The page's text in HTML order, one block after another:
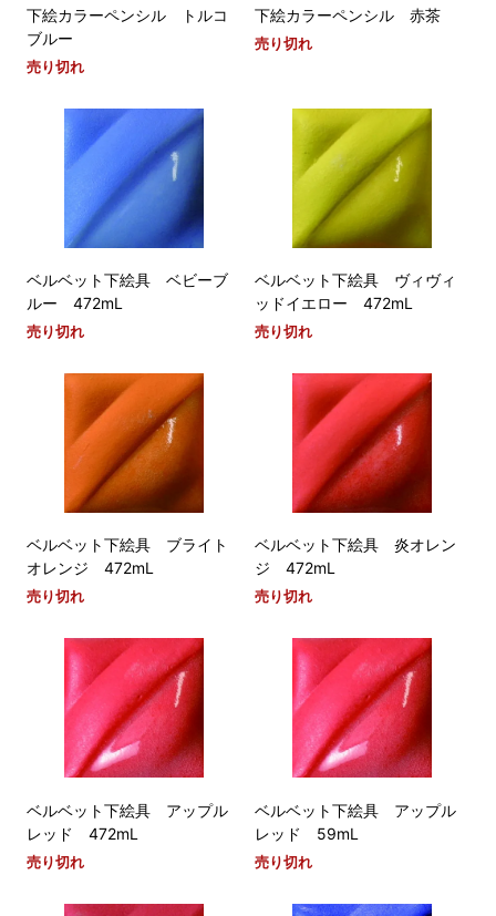
下絵カラーペンシル トルコ
ブルー
売り切れ
下絵カラーペンシル 赤茶
売り切れ
ベルベット下絵具 ベビーブ
ルー 472mL
売り切れ
ベルベット下絵具 ヴィヴィ
ッドイエロー 472mL
売り切れ
ベルベット下絵具 ブライト
オレンジ 472mL
売り切れ
ベルベット下絵具 炎オレン
ジ 472mL
売り切れ
ベルベット下絵具 アップル
レッド 472mL
売り切れ
ベルベット下絵具 アップル
レッド 59mL
売り切れ